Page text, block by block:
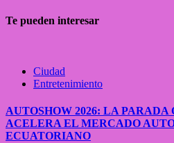
Te pueden interesar
Ciudad
Entretenimiento
AUTOSHOW 2026: LA
ACELERA EL MERCADO
ECUATORIANO